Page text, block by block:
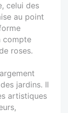
celui des
au point
compte
roses.
jardins. Il
artistiques